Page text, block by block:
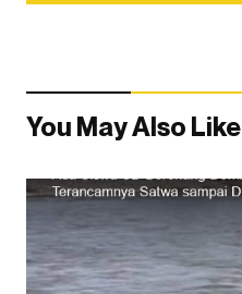
You May Also Like